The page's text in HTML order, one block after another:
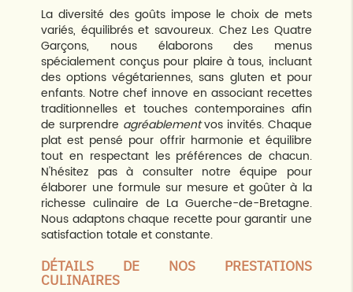
La diversité des goûts impose le choix de mets
variés, équilibrés et savoureux. Chez Les Quatre
Garçons, nous élaborons des menus
spécialement conçus pour plaire à tous, incluant
des options végétariennes, sans gluten et pour
enfants. Notre chef innove en associant recettes
traditionnelles et touches contemporaines afin
de surprendre agréablementvos invités. Chaque
plat est pensé pour offrir harmonie et équilibre
tout en respectant les préférences de chacun.
N'hésitez pas à consulter notre équipe pour
élaborer une formule sur mesure et goûter à la
richesse culinaire de La Guerche-de-Bretagne.
Nous adaptons chaque recette pour garantir une
satisfaction totale et constante.
DÉTAILS DE NOS PRESTATIONS
CULINAIRES